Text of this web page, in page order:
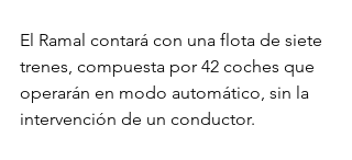
El Ramal contará con una flota de siete
trenes, compuesta por 42 coches que
operarán en modo automático, sin la
intervención de un conductor.